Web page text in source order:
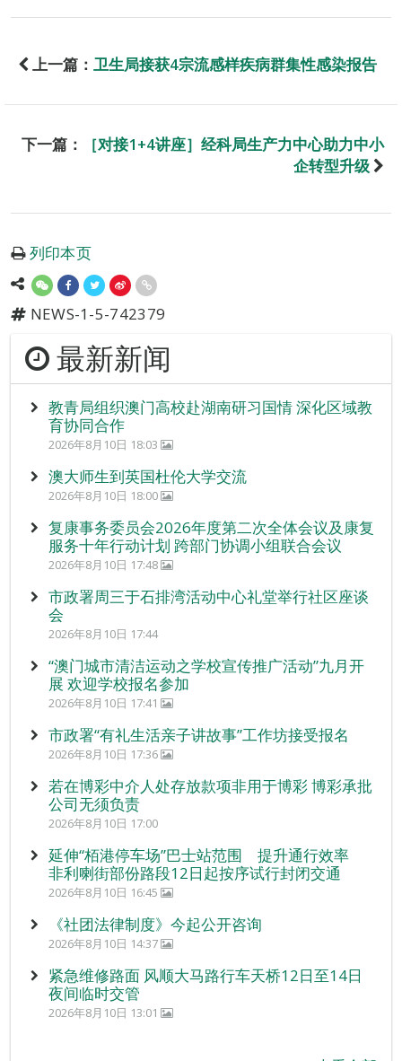
上一篇： 卫生局接获4宗流感样疾病群集性感染报告
下一篇：
［对接1+4讲座］经科局生产力中心助力中小
企转型升级
列印本页
NEWS-1-5-742379
最新新闻
教青局组织澳门高校赴湖南研习国情 深化区域教
育协同合作
2026年8月10日 18:03
澳大师生到英国杜伦大学交流
2026年8月10日 18:00
复康事务委员会2026年度第二次全体会议及康复
服务十年行动计划 跨部门协调小组联合会议
2026年8月10日 17:48
市政署周三于石排湾活动中心礼堂举行社区座谈
会
2026年8月10日 17:44
“澳门城市清洁运动之学校宣传推广活动”九月开
展 欢迎学校报名参加
2026年8月10日 17:41
市政署“有礼生活亲子讲故事”工作坊接受报名
2026年8月10日 17:36
若在博彩中介人处存放款项非用于博彩 博彩承批
公司无须负责
2026年8月10日 17:00
延伸“栢港停车场”巴士站范围 提升通行效率
非利喇街部份路段12日起按序试行封闭交通
2026年8月10日 16:45
《社团法律制度》今起公开咨询
2026年8月10日 14:37
紧急维修路面 风顺大马路行车天桥12日至14日
夜间临时交管
2026年8月10日 13:01